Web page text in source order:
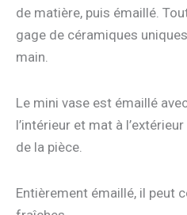
de matière, puis émaillé.
gage de céramiques
main.
Le mini vase est émaillé
l’intérieur et mat à
de la pièce.
Entièrement émaillé, il peut